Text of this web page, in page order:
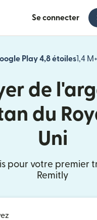
Se connecter
Play 4,8 étoiles1,4
de
du
Uni
pour votre premier
Remitly